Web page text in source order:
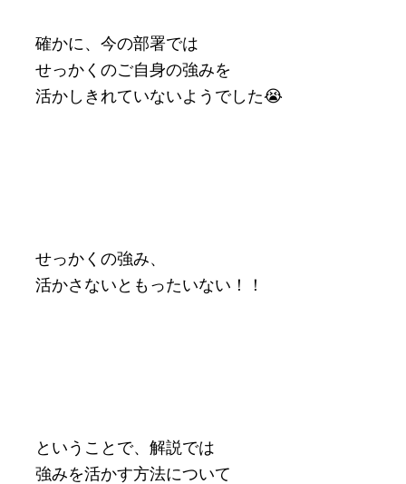
確かに、今の部署では
せっかくのご自身の強みを
活かしきれていないようでした😭
せっかくの強み、
活かさないともったいない！！
ということで、解説では
強みを活かす方法について